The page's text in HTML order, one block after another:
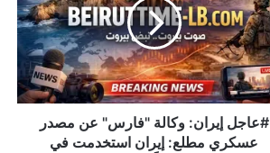
#عاجل إيران: وكالة "فارس" عن مصدر
عسكري مطلع: إيران استخدمت في